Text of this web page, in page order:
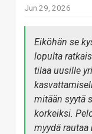
Jun 29, 2026
Eiköhän se
lopulta
tilaa uusille
mitään syytä
korkeiksi.
myydä